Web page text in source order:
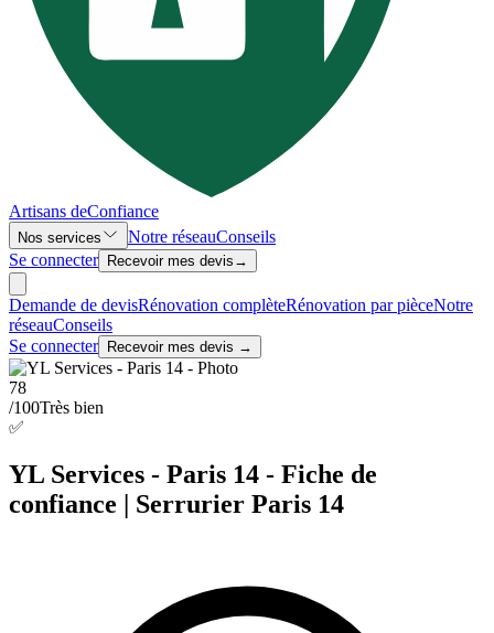
Artisans deConfiance
Nos services Notre réseauConseils
Se connecter
Recevoir mes devis →
Demande de devisRénovation complèteRénovation par pièceNotre
réseauConseils
Se connecter
Recevoir mes devis →
78
/100Très bien
✅
YL Services - Paris 14 - Fiche de
confiance | Serrurier Paris 14